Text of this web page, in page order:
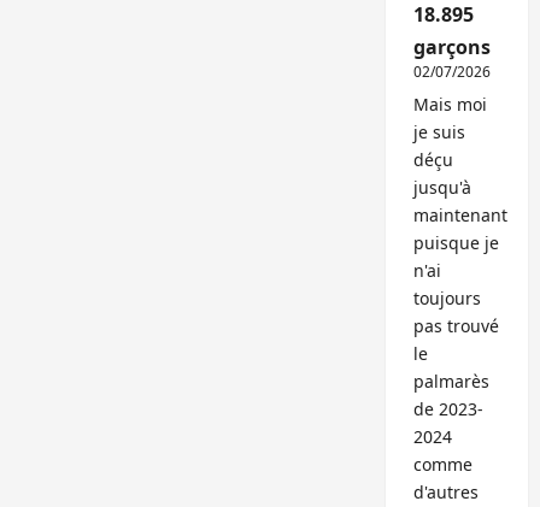
18.895
garçons
02/07/2026
Mais moi
je suis
déçu
jusqu'à
maintenant
puisque je
n'ai
toujours
pas trouvé
le
palmarès
de 2023-
2024
comme
d'autres